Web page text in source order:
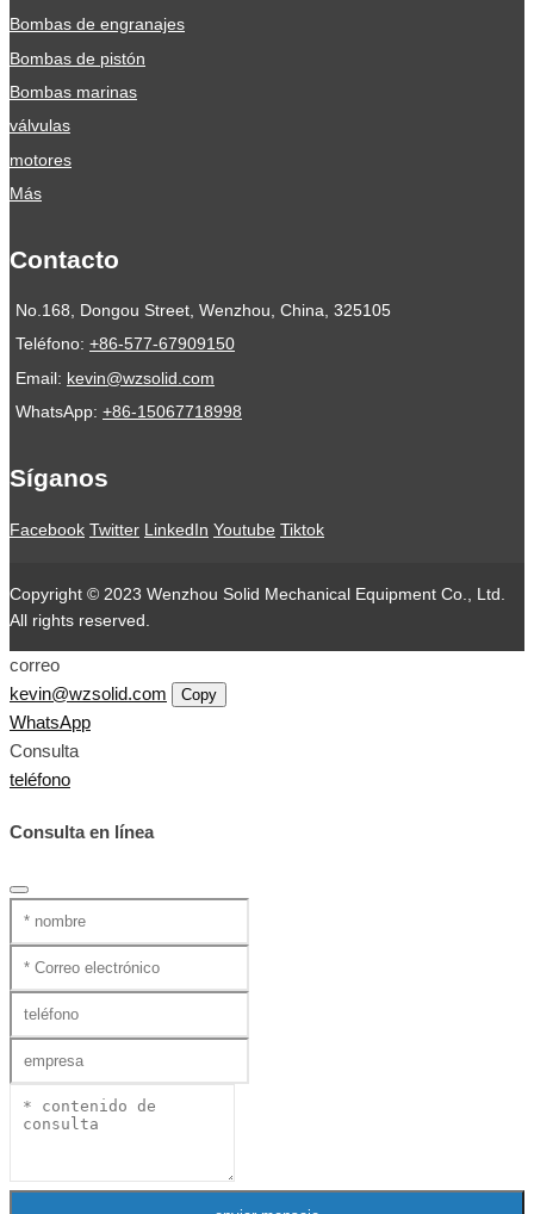
Bombas de engranajes
Bombas de pistón
Bombas marinas
válvulas
motores
Más
Contacto
No.168, Dongou Street, Wenzhou, China, 325105
Teléfono: +86-577-67909150
Email: kevin@wzsolid.com
WhatsApp: +86-15067718998
Síganos
Facebook Twitter LinkedIn Youtube Tiktok
Copyright © 2023 Wenzhou Solid Mechanical Equipment Co., Ltd.
All rights reserved.
correo
kevin@wzsolid.com
Copy
WhatsApp
Consulta
teléfono
Consulta en línea